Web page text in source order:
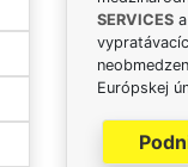
SERVICESa
Európskej